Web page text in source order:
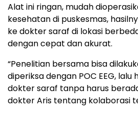
Alat ini ringan, mudah
kesehatan di puskesmas,
ke dokter saraf di lokasi
dengan cepat dan akurat.
“Penelitian bersama bisa
diperiksa dengan POC EEG, lalu
dokter saraf tanpa harus
dokter Aris tentang kolaborasi